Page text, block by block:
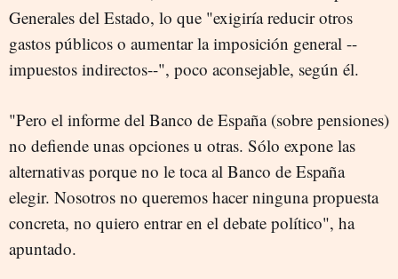
Generales del Estado, lo que "exigiría reducir otros
gastos públicos o aumentar la imposición general --
impuestos indirectos--", poco aconsejable, según él.
"Pero el informe del Banco de España (sobre pensiones)
no defiende unas opciones u otras. Sólo expone las
alternativas porque no le toca al Banco de España
elegir. Nosotros no queremos hacer ninguna propuesta
concreta, no quiero entrar en el debate político", ha
apuntado.